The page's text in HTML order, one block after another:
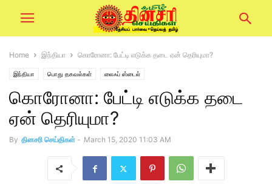
Home இந்தியா கொரோனா: பேட்டி எடுக்க தடை ஏன் தெரியுமா?
இந்தியா பொது தகவல்கள் லைஃப் ஸ்டைல்
கொரோனா: பேட்டி எடுக்க தடை
ஏன் தெரியுமா?
By தினசரி செய்திகள் - March 15, 2020 11:03 AM